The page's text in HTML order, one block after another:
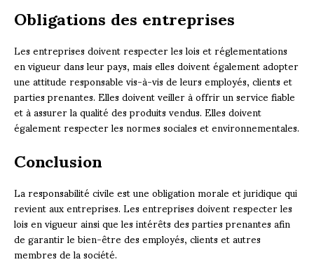
Obligations des entreprises
Les entreprises doivent respecter les lois et réglementations
en vigueur dans leur pays, mais elles doivent également adopter
une attitude responsable vis-à-vis de leurs employés, clients et
parties prenantes. Elles doivent veiller à offrir un service fiable
et à assurer la qualité des produits vendus. Elles doivent
également respecter les normes sociales et environnementales.
Conclusion
La responsabilité civile est une obligation morale et juridique qui
revient aux entreprises. Les entreprises doivent respecter les
lois en vigueur ainsi que les intérêts des parties prenantes afin
de garantir le bien-être des employés, clients et autres
membres de la société.